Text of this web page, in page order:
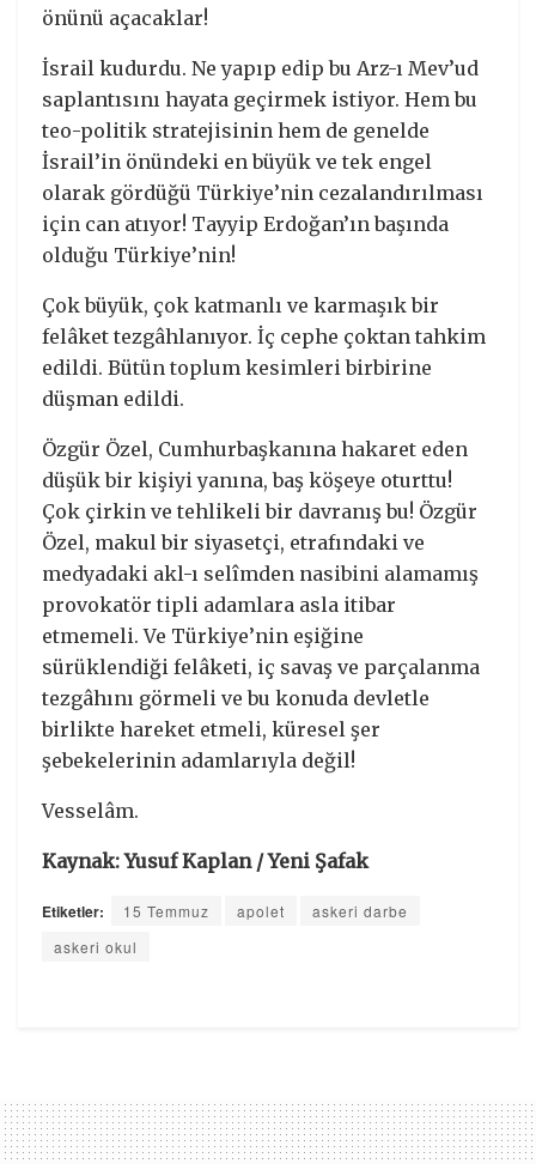
önünü açacaklar!
İsrail kudurdu. Ne yapıp edip bu Arz-ı Mev’ud
saplantısını hayata geçirmek istiyor. Hem bu
teo-politik stratejisinin hem de genelde
İsrail’in önündeki en büyük ve tek engel
olarak gördüğü Türkiye’nin cezalandırılması
için can atıyor! Tayyip Erdoğan’ın başında
olduğu Türkiye’nin!
Çok büyük, çok katmanlı ve karmaşık bir
felâket tezgâhlanıyor. İç cephe çoktan tahkim
edildi. Bütün toplum kesimleri birbirine
düşman edildi.
Özgür Özel, Cumhurbaşkanına hakaret eden
düşük bir kişiyi yanına, baş köşeye oturttu!
Çok çirkin ve tehlikeli bir davranış bu! Özgür
Özel, makul bir siyasetçi, etrafındaki ve
medyadaki akl-ı selîmden nasibini alamamış
provokatör tipli adamlara asla itibar
etmemeli. Ve Türkiye’nin eşiğine
sürüklendiği felâketi, iç savaş ve parçalanma
tezgâhını görmeli ve bu konuda devletle
birlikte hareket etmeli, küresel şer
şebekelerinin adamlarıyla değil!
Vesselâm.
Kaynak: Yusuf Kaplan / Yeni Şafak
Etiketler: 15 Temmuz apolet
askeri darbe
askeri okul